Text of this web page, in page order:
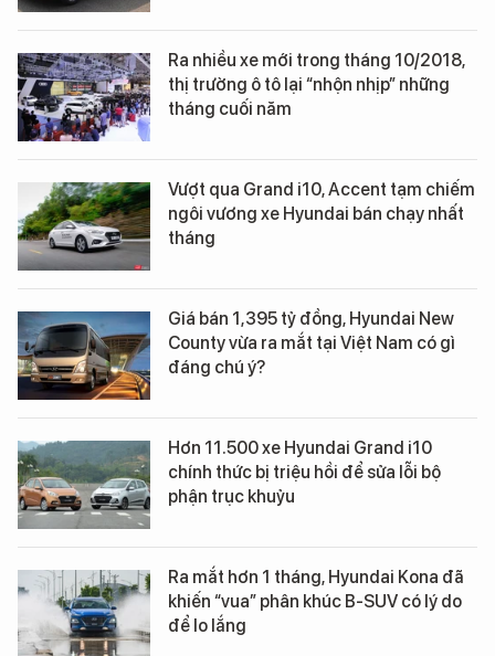
Ra nhiều xe mới trong tháng 10/2018,
thị trường ô tô lại “nhộn nhịp” những
tháng cuối năm
Vượt qua Grand i10, Accent tạm chiếm
ngôi vương xe Hyundai bán chạy nhất
tháng
Giá bán 1,395 tỷ đồng, Hyundai New
County vừa ra mắt tại Việt Nam có gì
đáng chú ý?
Hơn 11.500 xe Hyundai Grand i10
chính thức bị triệu hồi để sửa lỗi bộ
phận trục khuỷu
Ra mắt hơn 1 tháng, Hyundai Kona đã
khiến “vua” phân khúc B-SUV có lý do
để lo lắng